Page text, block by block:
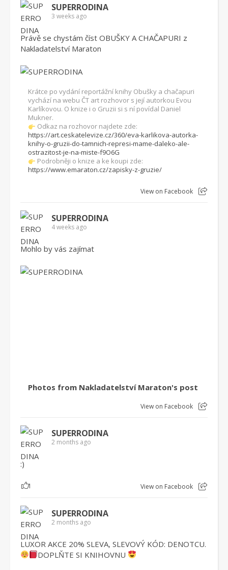
SUPERRODINA
3 weeks ago
Právě se chystám číst OBUŠKY A CHAČAPURI z
Nakladatelství Maraton
Krátce po vydání reportážní knihy Obušky a chačapuri
vychází na webu ČT art rozhovor s její autorkou Evou
Karlíkovou. O knize i o Gruzii si s ní povídal Daniel
Mukner.
Odkaz na rozhovor najdete zde:
https://art.ceskatelevize.cz/360/eva-karlikova-autorka-
knihy-o-gruzii-do-tamnich-represi-mame-daleko-ale-
ostrazitost-je-na-miste-f9O6G
Podrobněji o knize a ke koupi zde:
https://www.emaraton.cz/zapisky-z-gruzie/
View on Facebook
SUPERRODINA
4 weeks ago
Mohlo by vás zajímat
Photos from Nakladatelství Maraton's post
View on Facebook
SUPERRODINA
2 months ago
:)
1 View on Facebook
SUPERRODINA
2 months ago
LUXOR AKCE 20% SLEVA, SLEVOVÝ KÓD: DENOTCU.
DOPLŇTE SI KNIHOVNU